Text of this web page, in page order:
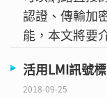
認證、傳輸加
能，本文將要
活用LMI訊號
2018-09-25